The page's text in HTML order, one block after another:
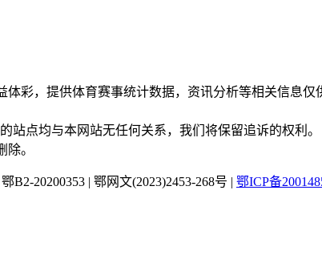
彩，提供体育赛事统计数据，资讯分析等相关信息
站点均与本网站无任何关系，我们将保留追诉的权利。
。
B2-20200353 | 鄂网文(2023)2453-268号 | 鄂ICP备